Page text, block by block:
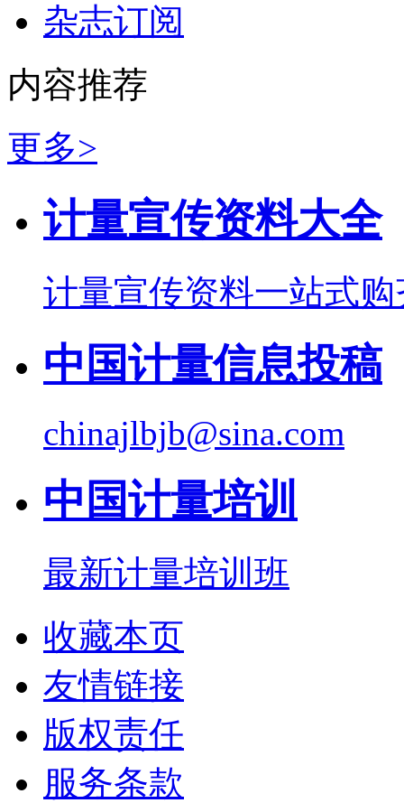
杂志订阅
内容推荐
更多>
计量宣传资料大全
计量宣传资料一站式购
中国计量信息投稿
chinajlbjb@sina.com
中国计量培训
最新计量培训班
收藏本页
友情链接
版权责任
服务条款